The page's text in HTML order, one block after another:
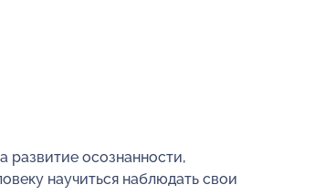
развитие осознанности,
научиться наблюдать свои